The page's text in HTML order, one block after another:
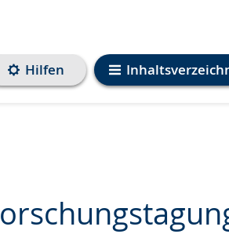
Hilfen